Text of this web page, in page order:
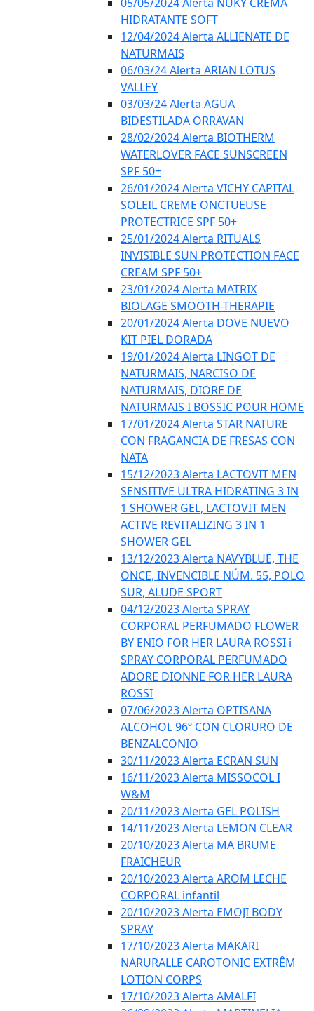
HIDRATANTE SOFT
12/04/2024 Alerta ALLIENATE DE
NATURMAIS
06/03/24 Alerta ARIAN LOTUS
VALLEY
03/03/24 Alerta AGUA
BIDESTILADA ORRAVAN
28/02/2024 Alerta BIOTHERM
WATERLOVER FACE SUNSCREEN
SPF 50+
26/01/2024 Alerta VICHY CAPITAL
SOLEIL CREME ONCTUEUSE
PROTECTRICE SPF 50+
25/01/2024 Alerta RITUALS
INVISIBLE SUN PROTECTION FACE
CREAM SPF 50+
23/01/2024 Alerta MATRIX
BIOLAGE SMOOTH-THERAPIE
20/01/2024 Alerta DOVE NUEVO
KIT PIEL DORADA
19/01/2024 Alerta LINGOT DE
NATURMAIS, NARCISO DE
NATURMAIS, DIORE DE
NATURMAIS I BOSSIC POUR HOME
17/01/2024 Alerta STAR NATURE
CON FRAGANCIA DE FRESAS CON
NATA
15/12/2023 Alerta LACTOVIT MEN
SENSITIVE ULTRA HIDRATING 3 IN
1 SHOWER GEL, LACTOVIT MEN
ACTIVE REVITALIZING 3 IN 1
SHOWER GEL
13/12/2023 Alerta NAVYBLUE, THE
ONCE, INVENCIBLE NÚM. 55, POLO
SUR, ALUDE SPORT
04/12/2023 Alerta SPRAY
CORPORAL PERFUMADO FLOWER
BY ENIO FOR HER LAURA ROSSI i
SPRAY CORPORAL PERFUMADO
ADORE DIONNE FOR HER LAURA
ROSSI
07/06/2023 Alerta OPTISANA
ALCOHOL 96º CON CLORURO DE
BENZALCONIO
30/11/2023 Alerta ECRAN SUN
16/11/2023 Alerta MISSOCOL I
W&M
20/11/2023 Alerta GEL POLISH
14/11/2023 Alerta LEMON CLEAR
20/10/2023 Alerta MA BRUME
FRAICHEUR
20/10/2023 Alerta AROM LECHE
CORPORAL infantil
20/10/2023 Alerta EMOJI BODY
SPRAY
17/10/2023 Alerta MAKARI
NARURALLE CAROTONIC EXTRÊM
LOTION CORPS
17/10/2023 Alerta AMALFI